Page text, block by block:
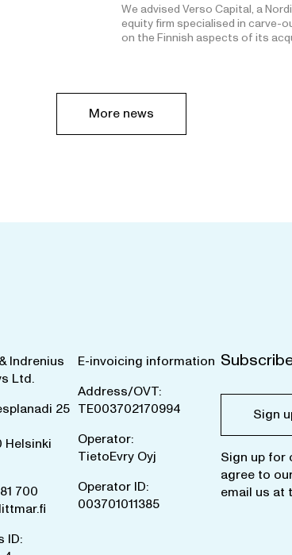
We advised Verso Capital, a
equity firm specialised in carve-
on the Finnish aspects of its
More news
Indrenius
Ltd.
25
Helsinki
700
ID:
E-invoicing information
Address/OVT:
TE003702170994
Operator:
TietoEvry Oyj
Operator ID:
003701011385
Sign
Sign up for
agree to
email us at